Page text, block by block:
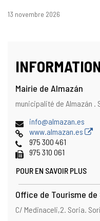
Dates
13 novembre 2026
Mairie de Almazán
Adresse
Adresse
municipalité de Almazán .
Adresse
de
courrier
électronique
info@almazan.es
Page
Web
www.almazan.es
Téléphones
975 300 461
Fax 975 310 061
POUR EN SAVOIR PLUS
Office de Tourisme de
Adresse
Adresse
C/ Medinaceli,2. Soria.